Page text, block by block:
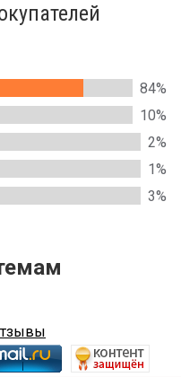
84%
10%
2%
1%
3%